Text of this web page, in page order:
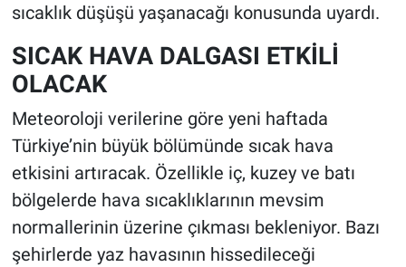
sıcaklık düşüşü yaşanacağı konusunda uyardı.
SICAK HAVA DALGASI ETKİLİ
OLACAK
Meteoroloji verilerine göre yeni haftada
Türkiye’nin büyük bölümünde sıcak hava
etkisini artıracak. Özellikle iç, kuzey ve batı
bölgelerde hava sıcaklıklarının mevsim
normallerinin üzerine çıkması bekleniyor. Bazı
şehirlerde yaz havasının hissedileceği